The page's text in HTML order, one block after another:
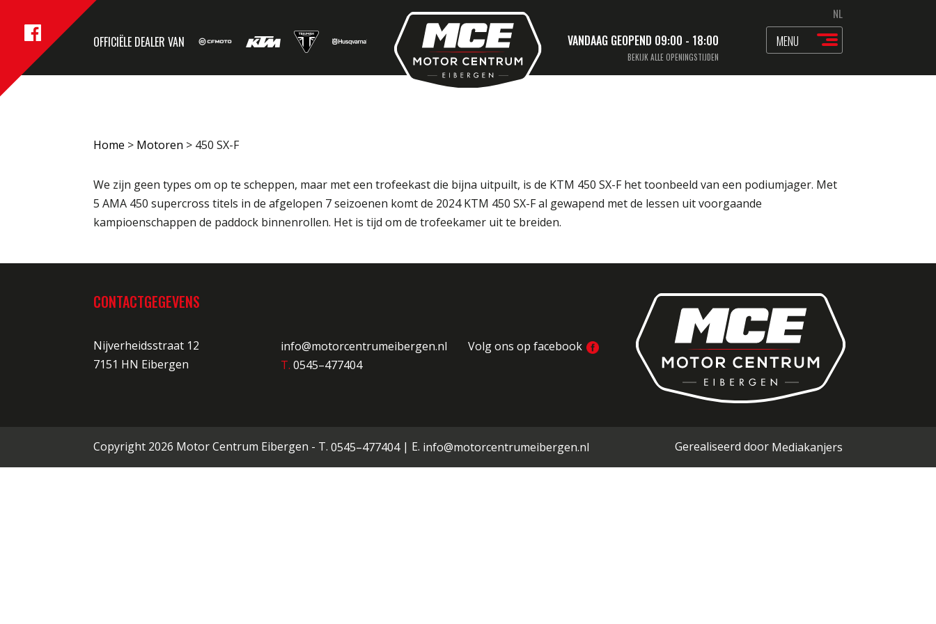
NL
OFFICIËLE DEALER VAN VANDAAG GEOPEND 09:00 - 18:00
BEKIJK ALLE OPENINGSTIJDEN
MENU
Home > Motoren > 450 SX-F
We zijn geen types om op te scheppen, maar met een trofeekast die bijna uitpuilt, is de KTM 450 SX-F het toonbeeld van een podiumjager. Met
5 AMA 450 supercross titels in de afgelopen 7 seizoenen komt de 2024 KTM 450 SX-F al gewapend met de lessen uit voorgaande
kampioenschappen de paddock binnenrollen. Het is tijd om de trofeekamer uit te breiden.
CONTACTGEGEVENS
Nijverheidsstraat 12
7151 HN Eibergen
info@motorcentrumeibergen.nl
T. 0545–477404
Volg ons op facebook
Copyright 2026 Motor Centrum Eibergen - T.0545–477404 | E. info@motorcentrumeibergen.nl Gerealiseerd door Mediakanjers